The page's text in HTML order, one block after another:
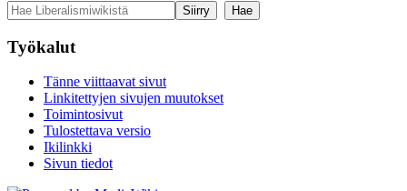
Työkalut
Tänne viittaavat sivut
Linkitettyjen sivujen muutokset
Toimintosivut
Tulostettava versio
Ikilinkki
Sivun tiedot